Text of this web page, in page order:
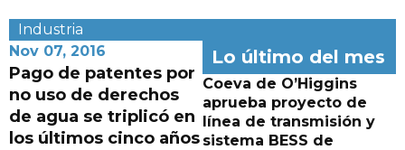
Industria
Nov 07, 2016
Pago de patentes por
no uso de derechos
de agua se triplicó en
los últimos cinco años
Lo último del mes
Coeva de O’Higgins
aprueba proyecto de
línea de transmisión y
sistema BESS de